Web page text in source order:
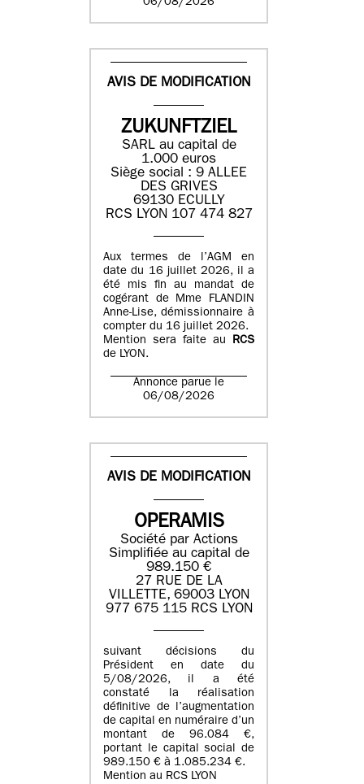
06/08/2026
AVIS DE MODIFICATION
ZUKUNFTZIEL
SARL au capital de
1.000 euros
Siège social : 9 ALLEE
DES GRIVES
69130 ECULLY
RCS LYON 107 474 827
Aux termes de l’AGM en
date du 16 juillet 2026, il a
été mis fin au mandat de
cogérant de Mme FLANDIN
Anne-Lise, démissionnaire à
compter du 16 juillet 2026.
Mention sera faite au RCS
de LYON.
Annonce parue le
06/08/2026
AVIS DE MODIFICATION
OPERAMIS
Société par Actions
Simplifiée au capital de
989.150 €
27 RUE DE LA
VILLETTE, 69003 LYON
977 675 115 RCS LYON
suivant décisions du
Président en date du
5/08/2026, il a été
constaté la réalisation
définitive de l’augmentation
de capital en numéraire d’un
montant de 96.084 €,
portant le capital social de
989.150 € à 1.085.234 €.
Mention au RCS LYON